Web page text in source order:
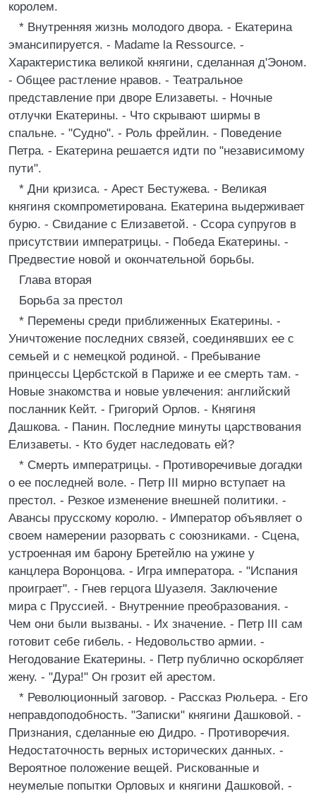
королем.
* Внутренняя жизнь молодого двора. - Екатерина
эмансипируется. - Madame la Ressource. -
Характеристика великой княгини, сделанная д'Эоном.
- Общее растление нравов. - Театральное
представление при дворе Елизаветы. - Ночные
отлучки Екатерины. - Что скрывают ширмы в
спальне. - "Судно". - Роль фрейлин. - Поведение
Петра. - Екатерина решается идти по "независимому
пути".
* Дни кризиса. - Арест Бестужева. - Великая
княгиня скомпрометирована. Екатерина выдерживает
бурю. - Свидание с Елизаветой. - Ссора супругов в
присутствии императрицы. - Победа Екатерины. -
Предвестие новой и окончательной борьбы.
Глава вторая
Борьба за престол
* Перемены среди приближенных Екатерины. -
Уничтожение последних связей, соединявших ее с
семьей и с немецкой родиной. - Пребывание
принцессы Цербстской в Париже и ее смерть там. -
Новые знакомства и новые увлечения: английский
посланник Кейт. - Григорий Орлов. - Княгиня
Дашкова. - Панин. Последние минуты царствования
Елизаветы. - Кто будет наследовать ей?
* Смерть императрицы. - Противоречивые догадки
о ее последней воле. - Петр III мирно вступает на
престол. - Резкое изменение внешней политики. -
Авансы прусскому королю. - Император объявляет о
своем намерении разорвать с союзниками. - Сцена,
устроенная им барону Бретейлю на ужине у
канцлера Воронцова. - Игра императора. - "Испания
проиграет". - Гнев герцога Шуазеля. Заключение
мира с Пруссией. - Внутренние преобразования. -
Чем они были вызваны. - Их значение. - Петр III сам
готовит себе гибель. - Недовольство армии. -
Негодование Екатерины. - Петр публично оскорбляет
жену. - "Дура!" Он грозит ей арестом.
* Революционный заговор. - Рассказ Рюльера. - Его
неправдоподобность. "Записки" княгини Дашковой. -
Признания, сделанные ею Дидро. - Противоречия.
Недостаточность верных исторических данных. -
Вероятное положение вещей. Рискованные и
неумелые попытки Орловых и княгини Дашковой. -